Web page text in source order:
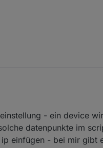
nicht nur IP, Gateway, DNS.
- ein device
datenpunkte im
einfügen - bei mir gibt